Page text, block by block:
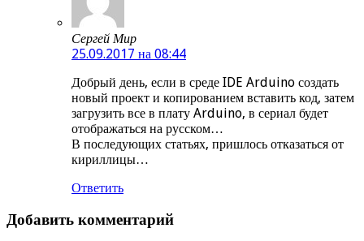
Сергей Мир
25.09.2017 на 08:44
Добрый день, если в среде IDE Arduino создать
новый проект и копированием вставить код, затем
загрузить все в плату Arduino, в сериал будет
отображаться на русском…
В последующих статьях, пришлось отказаться от
кириллицы…
Ответить
Добавить комментарий